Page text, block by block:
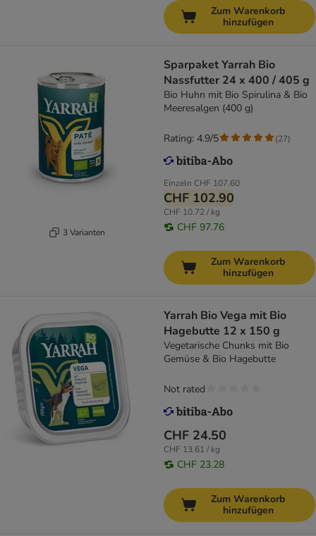
Zum Warenkorb
hinzufügen
3 Varianten
Sparpaket Yarrah Bio
Nassfutter 24 x 400 / 405 g
Bio Huhn mit Bio Spirulina & Bio
Meeresalgen (400 g)
Einzeln CHF 107.60
CHF 102.90
CHF 10.72 / kg
CHF 97.76
Rating: 4.9/5 (27)
Zum Warenkorb
hinzufügen
Yarrah Bio Vega mit Bio
Hagebutte 12 x 150 g
Vegetarische Chunks mit Bio
Gemüse & Bio Hagebutte
CHF 24.50
CHF 13.61 / kg
CHF 23.28
Not rated
Zum Warenkorb
hinzufügen